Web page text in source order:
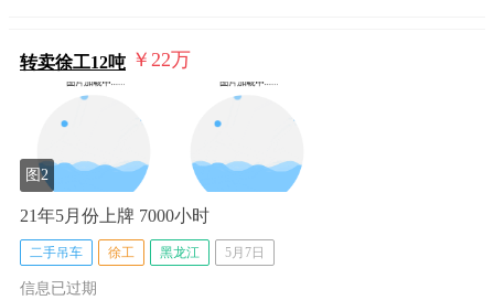
转卖徐工12吨 ￥22万
图2
21年5月份上牌 7000小时
二手吊车 徐工 黑龙江 5月7日
信息已过期